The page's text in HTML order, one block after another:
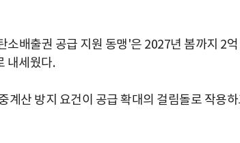
소배출권 공급 지원 동맹'은 2027년 봄까지 2억
내세웠다.
계산 방지 요건이 공급 확대의 걸림돌로 작용